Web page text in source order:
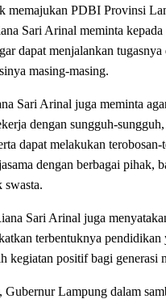
memajukan PDBI Provinsi
Sari Arinal meminta
dapat menjalankan tugasnya
masing-masing.
Sari Arinal juga meminta
dengan sungguh-
dapat melakukan terobosan-
dengan berbagai pihak,
swasta.
Sari Arinal juga
terbentuknya pendidikan
kegiatan positif bagi generasi
Gubernur Lampung dalam